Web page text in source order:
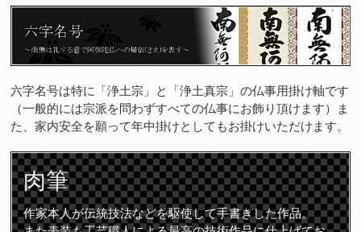
六字名号は特に「浄土宗」と「浄土真宗」の仏事用掛け軸です
（一般的には宗派を問わずすべての仏事にお飾り頂けます）ま
た、家内安全を願って年中掛けとしてもお掛けいただけます。
肉筆
作家本人が伝統技法などを駆使して手書きした作品。